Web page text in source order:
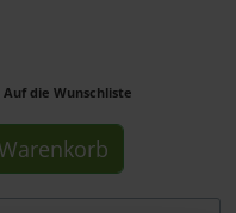
Auf die Wunschliste